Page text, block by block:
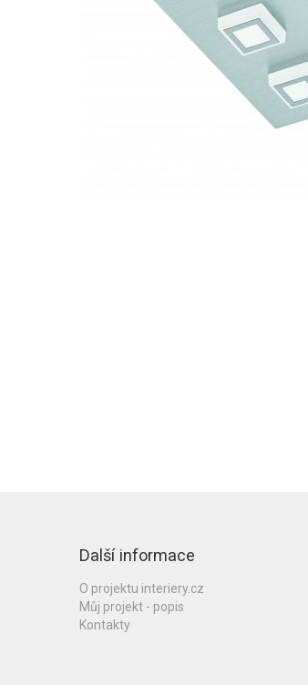
Další informace
O projektu interiery.cz
Můj projekt - popis
Kontakty